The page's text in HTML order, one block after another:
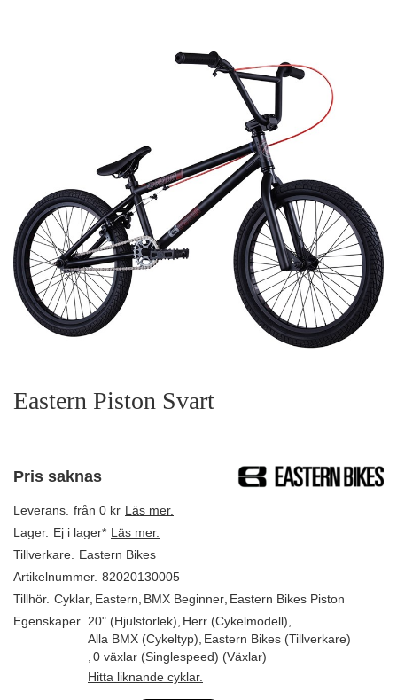
Eastern Piston Svart
Pris saknas
Leverans. från 0 kr Läs mer.
Lager. Ej i lager* Läs mer.
Tillverkare.
Eastern Bikes
Artikelnummer. 82020130005
Tillhör. Cyklar Eastern BMX Beginner Eastern Bikes Piston
Egenskaper. 20" (Hjulstorlek) Herr (Cykelmodell)
Alla BMX (Cykeltyp) Eastern Bikes (Tillverkare)
0 växlar (Singlespeed) (Växlar)
Hitta liknande cyklar.